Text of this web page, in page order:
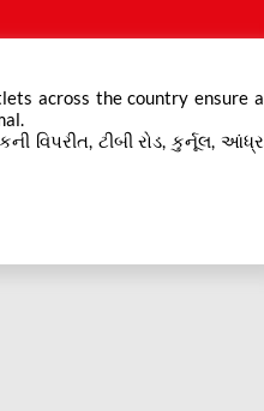
વિપરીત, ટીબી રોડ, કુર્નૂલ, આંધ્ર